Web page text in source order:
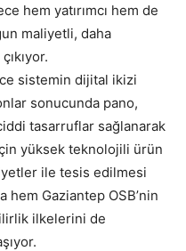
hem yatırımcı hem de
maliyetli, daha
sistemin dijital ikizi
sonucunda pano,
tasarruflar sağlanarak
yüksek teknolojili ürün
ile tesis edilmesi
hem Gaziantep OSB’nin
ilkelerini de